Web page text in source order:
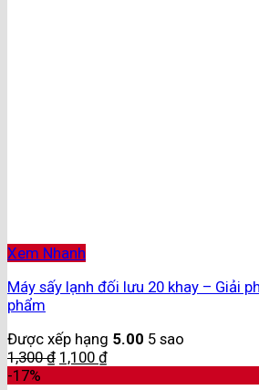
Xem Nhanh
Máy sấy lạnh đối lưu 20 khay – Giải
phẩm
Được xếp hạng 5.00 5 sao
1,300₫ 1,100 ₫
-17%